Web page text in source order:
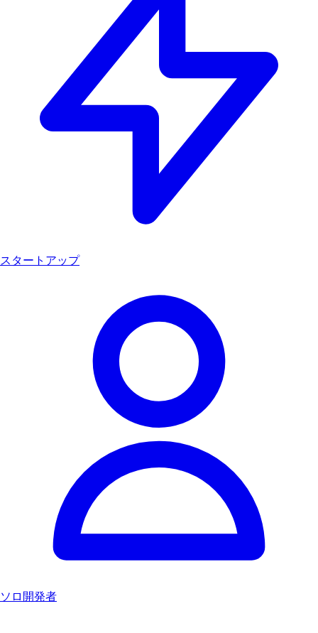
スタートアップ
ソロ開発者